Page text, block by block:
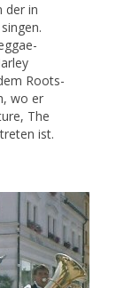
der in
Roots-
wo er
The
ist.